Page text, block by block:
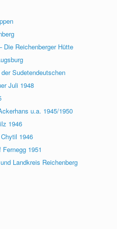
Reichenberger Hütte
Sudetendeutschen
Juli 1948
u.a. 1945/1950
1946
1946
1951
Landkreis Reichenberg